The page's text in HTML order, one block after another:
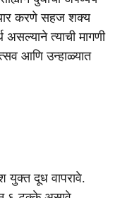
करणे सहज शक्य
त्याची मागणी
आणि उन्हाळ्यात
युक्त दूध वापरावे.